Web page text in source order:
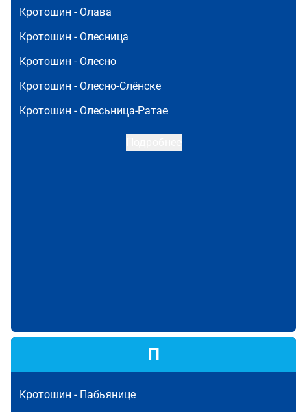
Кротошин - Олава
Кротошин - Олесница
Кротошин - Олесно
Кротошин - Олесно-Слёнске
Кротошин - Олесьница-Ратае
П
Кротошин - Пабьянице